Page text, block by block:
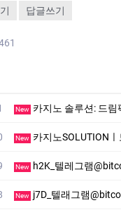
답글쓰기
New 카지노 솔루션: 드
New 카­지노SOLUTION
New h2K_텔레그램
New j7D_텔래그램